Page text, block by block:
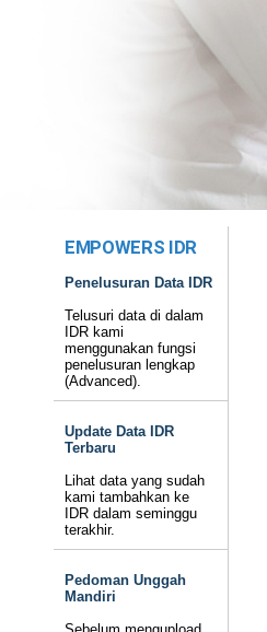
EMPOWERS IDR
Penelusuran Data IDR
Telusuri data di dalam
IDR kami
menggunakan fungsi
penelusuran lengkap
(Advanced).
Update Data IDR
Terbaru
Lihat data yang sudah
kami tambahkan ke
IDR dalam seminggu
terakhir.
Pedoman Unggah
Mandiri